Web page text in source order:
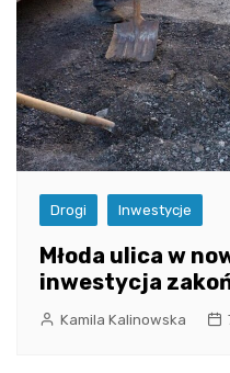
Drogi Inwestycje
Młoda ulica w
inwestycja
Kamila Kalinowska